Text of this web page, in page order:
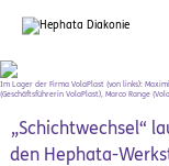
Im Lager der Firma VolaPlast (von links):
(Geschäftsführerin VolaPlast), Marco Range
„Schichtwechsel“
den Hephata-